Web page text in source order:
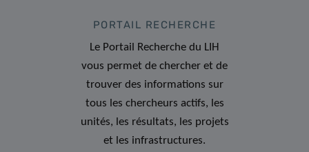
PORTAIL RECHERCHE
Le Portail Recherche du LIH
vous permet de chercher et de
trouver des informations sur
tous les chercheurs actifs, les
unités, les résultats, les projets
et les infrastructures.